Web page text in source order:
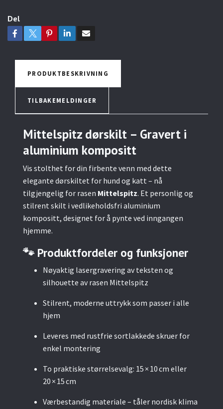
Del
PRODUKTBESKRIVNING
TILBAKEMELDINGER
Mittelspitz dørskilt – Gravert i
aluminium kompositt
Vis stolthet for din firbente venn med dette
elegante dørskiltet for hund og katt – nå
tilgjengelig for rasen Mittelspitz. Et personlig og
stilrent skilt i vedlikeholdsfri aluminium
kompositt, designet for å pynte ved inngangen
hjemme.
🐾 Produktfordeler og funksjoner
Nøyaktig lasergravering av teksten og
silhouette av rasen Mittelspitz
Stilrent, moderne uttrykk som passer i alle
hjem
Leveres med rustfrie sortlakkede skruer for
enkel montering
To praktiske størrelsevalg: 15 × 10 cm eller
20 × 15 cm
Værbestandig materiale – tåler nordisk klima